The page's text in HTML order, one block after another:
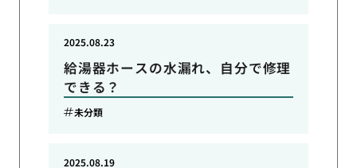
給湯器ホースの水漏れ、自分で修理
できる？
2025.08.23
未分類
2025.08.19